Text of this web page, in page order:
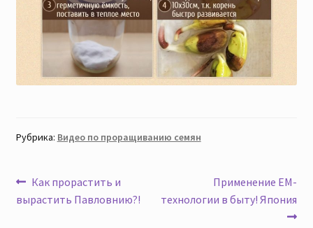
Скидки
Рубрика: Видео по проращиванию семян
Навигация
по
Предыдущая
запись:
Как прорастить и
вырастить Павловнию?!
Следующая
запись:
Применение ЕМ-
технологии в быту! Япония